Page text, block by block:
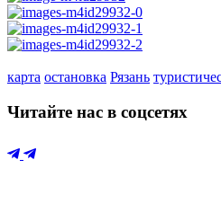
карта остановка Рязань
Читайте нас в соцсетях